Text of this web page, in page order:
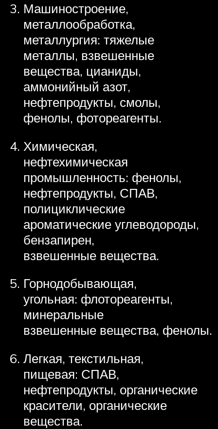
Машиностроение,
металлообработка,
металлургия: тяжелые
металлы, взвешенные
вещества, цианиды,
аммонийный азот,
нефтепродукты, смолы,
фенолы, фотореагенты.
Химическая,
нефтехимическая
промышленность: фенолы,
нефтепродукты, СПАВ,
полициклические
ароматические углеводороды,
бензапирен,
взвешенные вещества.
Горнодобывающая,
угольная: флотореагенты,
минеральные
взвешенные вещества, фенолы.
Легкая, текстильная,
пищевая: СПАВ,
нефтепродукты, органические
красители, органические
вещества.